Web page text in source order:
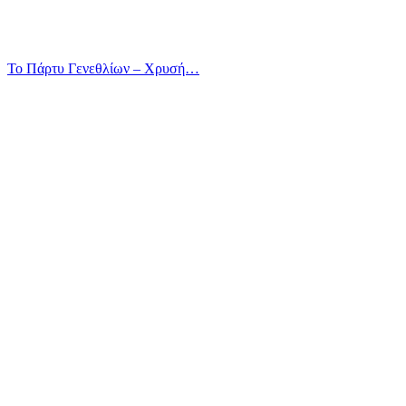
Το Πάρτυ Γενεθλίων – Χρυσή…